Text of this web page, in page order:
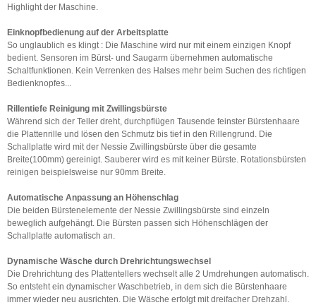
Highlight der Maschine.
Einknopfbedienung auf der Arbeitsplatte
So unglaublich es klingt : Die Maschine wird nur mit einem einzigen Knopf
bedient. Sensoren im Bürst- und Saugarm übernehmen automatische
Schaltfunktionen. Kein Verrenken des Halses mehr beim Suchen des richtigen
Bedienknopfes...
Rillentiefe Reinigung mit Zwillingsbürste
Während sich der Teller dreht, durchpflügen Tausende feinster Bürstenhaare
die Plattenrille und lösen den Schmutz bis tief in den Rillengrund. Die
Schallplatte wird mit der Nessie Zwillingsbürste über die gesamte
Breite(100mm) gereinigt. Sauberer wird es mit keiner Bürste. Rotationsbürsten
reinigen beispielsweise nur 90mm Breite.
Automatische Anpassung an Höhenschlag
Die beiden Bürstenelemente der Nessie Zwillingsbürste sind einzeln
beweglich aufgehängt. Die Bürsten passen sich Höhenschlägen der
Schallplatte automatisch an.
Dynamische Wäsche durch Drehrichtungswechsel
Die Drehrichtung des Plattentellers wechselt alle 2 Umdrehungen automatisch.
So entsteht ein dynamischer Waschbetrieb, in dem sich die Bürstenhaare
immer wieder neu ausrichten. Die Wäsche erfolgt mit dreifacher Drehzahl.